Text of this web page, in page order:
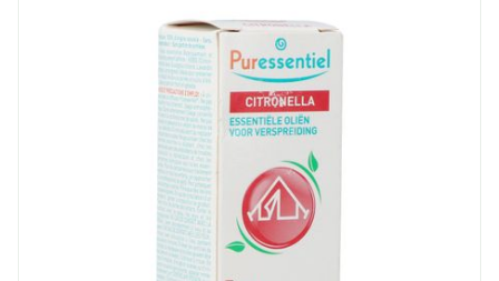
85 mm
220 mm
Dieetbeperkingen Vegan